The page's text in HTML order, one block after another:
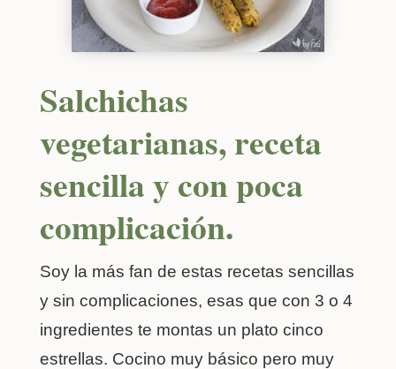
Salchichas
vegetarianas, receta
sencilla y con poca
complicación.
Soy la más fan de estas recetas sencillas
y sin complicaciones, esas que con 3 o 4
ingredientes te montas un plato cinco
estrellas. Cocino muy básico pero muy